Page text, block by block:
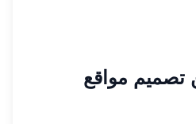
تصميم مواقع